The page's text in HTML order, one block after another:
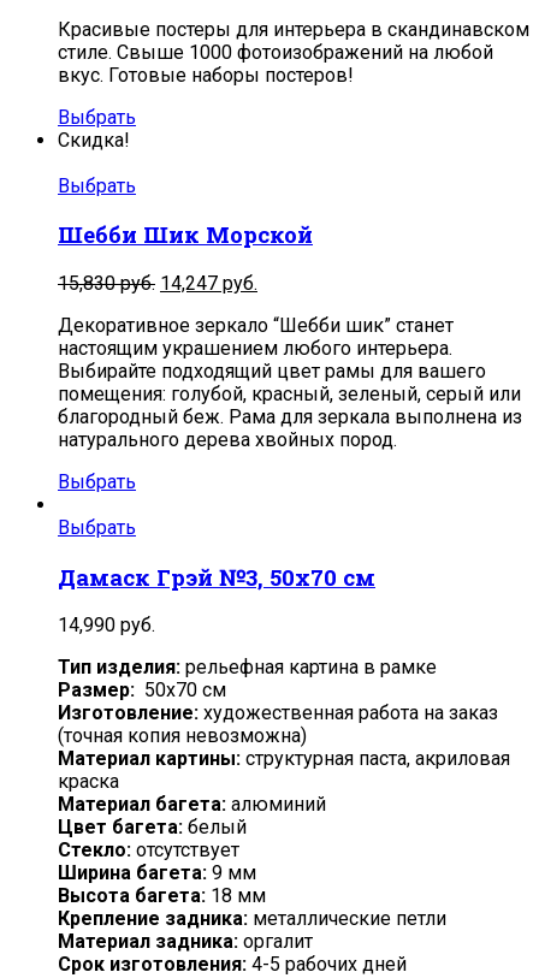
Красивые постеры для интерьера в скандинавском
стиле. Свыше 1000 фотоизображений на любой
вкус. Готовые наборы постеров!
Выбрать
Скидка!
Выбрать
Шебби Шик Морской
15,830руб. 14,247 руб.
Декоративное зеркало “Шебби шик” станет
настоящим украшением любого интерьера.
Выбирайте подходящий цвет рамы для вашего
помещения: голубой, красный, зеленый, серый или
благородный беж. Рама для зеркала выполнена из
натурального дерева хвойных пород.
Выбрать
Выбрать
Дамаск Грэй №3, 50х70 см
14,990 руб.
Тип изделия: рельефная картина в рамке
Размер: 50х70 см
Изготовление: художественная работа на заказ
(точная копия невозможна)
Материал картины: структурная паста, акриловая
краска
Материал багета: алюминий
Цвет багета: белый
Стекло: отсутствует
Ширина багета: 9 мм
Высота багета: 18 мм
Крепление задника: металлические петли
Материал задника: оргалит
Срок изготовления: 4-5 рабочих дней